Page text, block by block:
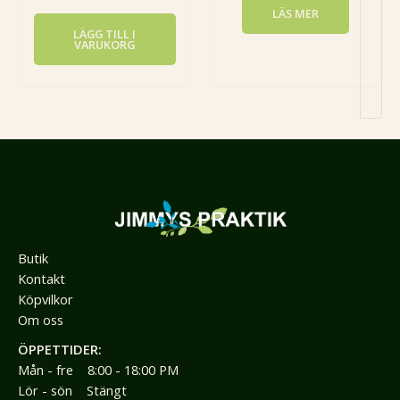
LÄGG TILL I
VARUKORG
LÄS MER
Butik
Kontakt
Köpvilkor
Om oss
ÖPPETTIDER:
Mån - fre 8:00 - 18:00 PM
Lör - sön Stängt